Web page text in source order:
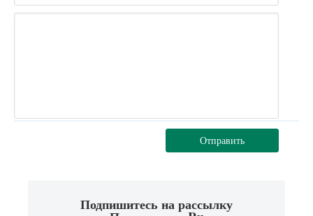
Отправить
Подпишитесь на рассылку